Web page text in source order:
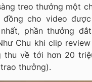
treo thưởng một
cho video
phần thưởng
Chu khi clip
thu về tới hơn 20
thưởng).